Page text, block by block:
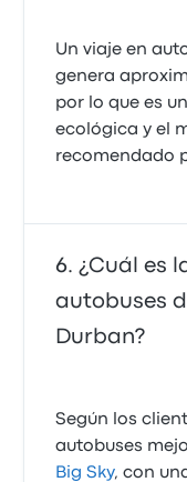
Un viaje en
genera
por lo que es
ecológica y el
recomendado
¿Cuál es
autobuses
Durban?
Según los
autobuses
Big Sky, con